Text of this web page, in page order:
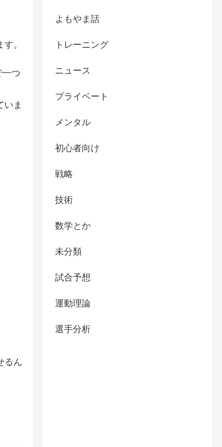
。
一つ
いま
るん
よもやま話
トレーニング
ニュース
プライベート
メンタル
初心者向け
戦略
技術
数学とか
未分類
試合予想
運動理論
選手分析